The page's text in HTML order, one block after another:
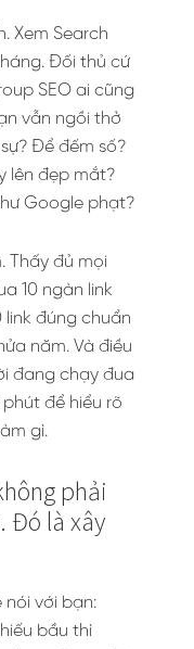
Xem Search
Đối thủ cứ
SEO ai cũng
vẫn ngồi thở
Để đếm số?
lên đẹp mắt?
Google phạt?
Thấy đủ mọi
10 ngàn link
link đúng chuẩn
năm. Và điều
đang chạy đua
để hiểu rõ
gì.
phải
Đó là xây
nói với bạn:
bầu thì